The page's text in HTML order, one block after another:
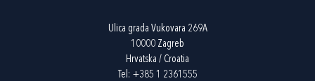
Ulica grada Vukovara 269A
10000 Zagreb
Hrvatska / Croatia
Tel: +385 1 2361555